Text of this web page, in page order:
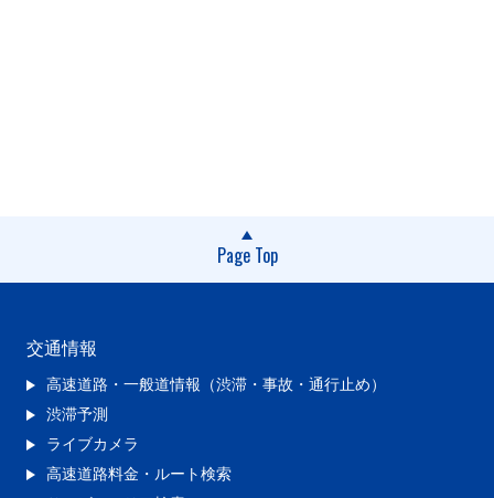
Page Top
交通情報
高速道路・一般道情報（渋滞・事故・通行止め）
渋滞予測
ライブカメラ
高速道路料金・ルート検索